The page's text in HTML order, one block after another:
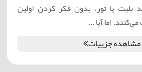
بلیت یا تور، بدون فکر کردن اولین
اما آیا ...
مشاهده جزییات